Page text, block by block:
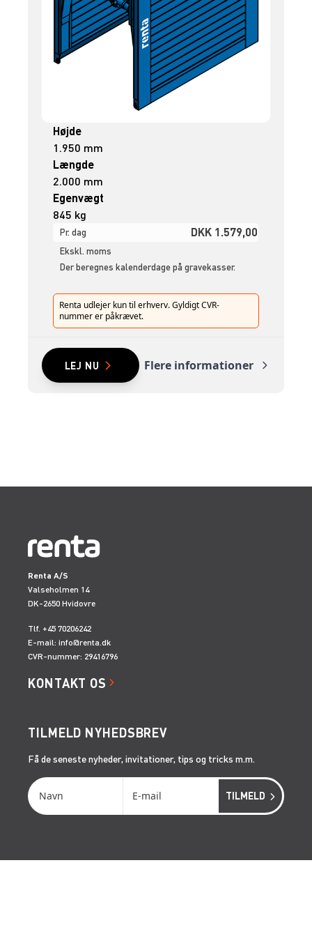
Højde
1.950 mm
Længde
2.000 mm
Egenvægt
845 kg
Pr. dag DKK 1.579,00
Ekskl. moms
Der beregnes kalenderdage på gravekasser.
Renta udlejer kun til erhverv. Gyldigt CVR-
nummer er påkrævet.
LEJ NU Flere informationer
Renta A/S
Valseholmen 14
DK-2650 Hvidovre
Tlf. +45 70206242
E-mail: info@renta.dk
CVR-nummer: 29416796
KONTAKT OS
TILMELD NYHEDSBREV
Få de seneste nyheder, invitationer, tips og tricks m.m.